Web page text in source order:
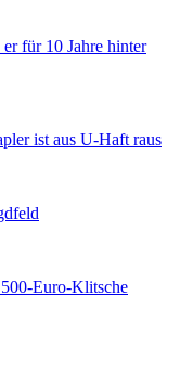
für 10 Jahre hinter
ist aus U-Haft raus
Euro-Klitsche